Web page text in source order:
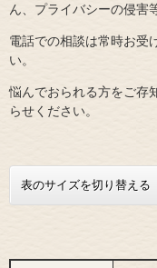
ん、プライバシーの侵害
電話での相談は常時お受
い。
悩んでおられる方をご存
らせください。
表のサイズを切り替える